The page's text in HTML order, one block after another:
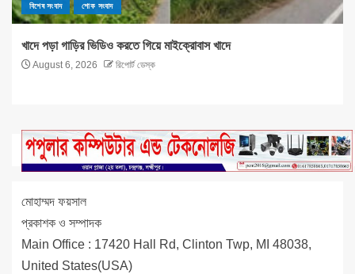
বিশেষ সংবাদ শোক সংবাদ
খাদে পড়া গাড়ির ভিডিও করতে গিয়ে মাইক্রোবাস খাদে
August 6, 2026 রিপোর্ট ডেস্ক
মোহাম্মদ ফয়সাল
প্রকাশক ও সম্পাদক
Main Office : 17420 Hall Rd, Clinton Twp, MI 48038,
United States(USA)